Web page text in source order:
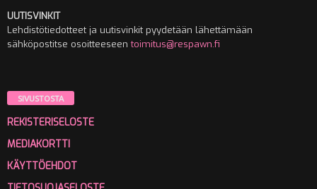
UUTISVINKIT
Lehdistötiedotteet ja uutisvinkit pyydetään lähettämään
sähköpostitse osoitteeseentoimitus@respawn.fi
SIVUSTOSTA
REKISTERISELOSTE
MEDIAKORTTI
KÄYTTÖEHDOT